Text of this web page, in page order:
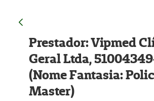
Prestador: Vipmed
Geral Ltda,
(Nome Fantasia:
Master)